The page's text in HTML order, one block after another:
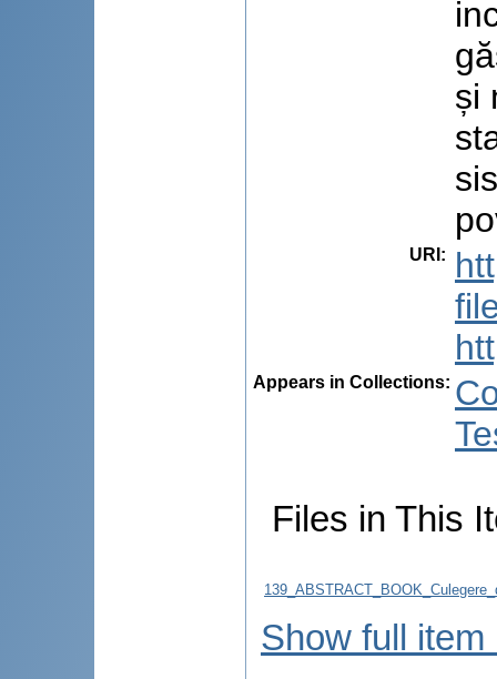
și
URI :
Appears in Collections:
Files in This
Show full item